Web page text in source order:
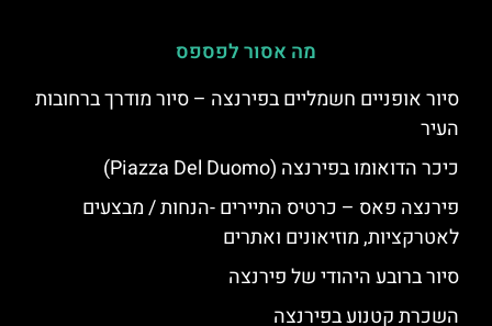
מה אסור לפספס
סיור אופניים חשמליים בפירנצה – סיור מודרך ברחובות
העיר
כיכר הדואומו בפירנצה (Piazza Del Duomo)
פירנצה פאס – כרטיס התיירים -הנחות / מבצעים
לאטרקציות, מוזיאונים ואתרים
סיור ברובע היהודי של פירנצה
השכרת קטנוע בפירנצה